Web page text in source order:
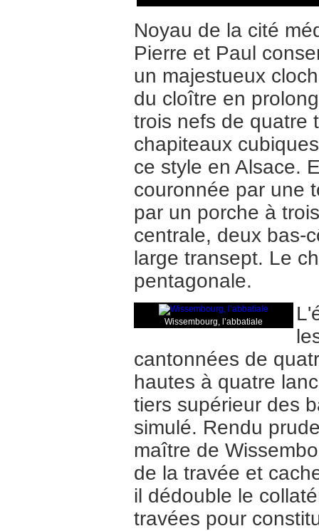
Noyau de la cité
Pierre et Paul
un majestueux
du cloître en
trois nefs de quatre
chapiteaux
ce style en Alsace.
couronnée par une
par un porche à
centrale, deux bas-
large transept. Le
pentagonale.
Wissembourg, l’abbatiale
cantonnées de
hautes à quatre
tiers supérieur des
simulé. Rendu
maître de
de la travée et
il dédouble le
travées pour